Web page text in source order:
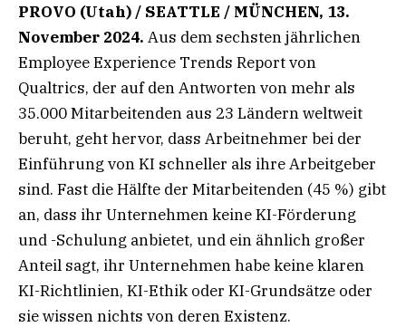
PROVO (Utah) / SEATTLE / MÜNCHEN, 13.
November 2024. Aus dem sechsten jährlichen
Employee Experience Trends Report von
Qualtrics, der auf den Antworten von mehr als
35.000 Mitarbeitenden aus 23 Ländern weltweit
beruht, geht hervor, dass Arbeitnehmer bei der
Einführung von KI schneller als ihre Arbeitgeber
sind. Fast die Hälfte der Mitarbeitenden (45 %) gibt
an, dass ihr Unternehmen keine KI-Förderung
und -Schulung anbietet, und ein ähnlich großer
Anteil sagt, ihr Unternehmen habe keine klaren
KI-Richtlinien, KI-Ethik oder KI-Grundsätze oder
sie wissen nichts von deren Existenz.